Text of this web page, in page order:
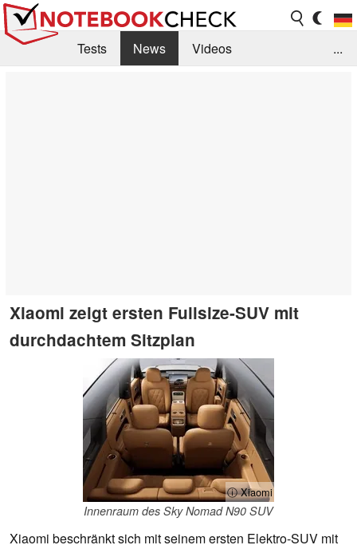
Tests News
Videos
...
Xiaomi zeigt ersten Fullsize-SUV mit
durchdachtem Sitzplan
ⓘ Xiaomi
Innenraum des Sky Nomad N90 SUV
Xiaomi beschränkt sich mit seinem ersten Elektro-SUV mit